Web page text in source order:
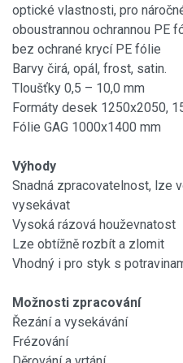
optické vlastnosti, pro
oboustrannou ochrannou PE
bez ochrané krycí PE fólie
Barvy čirá, opál, frost, satin.
Tloušťky 0,5 – 10,0 mm
Formáty desek 1250x2050,
Fólie GAG 1000x1400 mm
Výhody
Snadná zpracovatelnost, lze
vysekávat
Vysoká rázová houževnatost
Lze obtížně rozbít a zlomit
Vhodný i pro styk s
Možnosti zpracování
Řezání a vysekávání
Frézování